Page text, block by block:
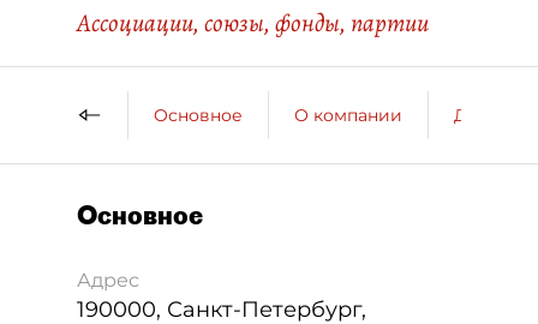
Ассоциации, союзы, фонды, партии
Основное О компании ДП о
Основное
Адрес
190000, Санкт-Петербург,